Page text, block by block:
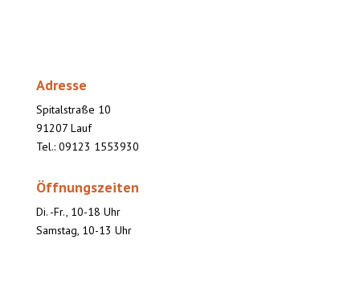
Adresse
Spitalstraße 10
91207 Lauf
Tel.: 09123 1553930
Öffnungszeiten
Di. -Fr., 10-18 Uhr
Samstag, 10-13 Uhr